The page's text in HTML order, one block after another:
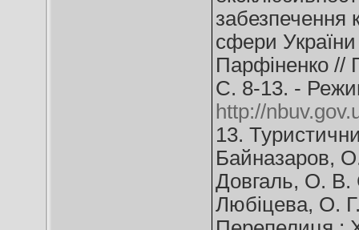
забезпечення
сфери
Парфіненко //
С. 8-13. -
http://
13.
Байназаров,
Довгаль, О.
Любіцева, О.